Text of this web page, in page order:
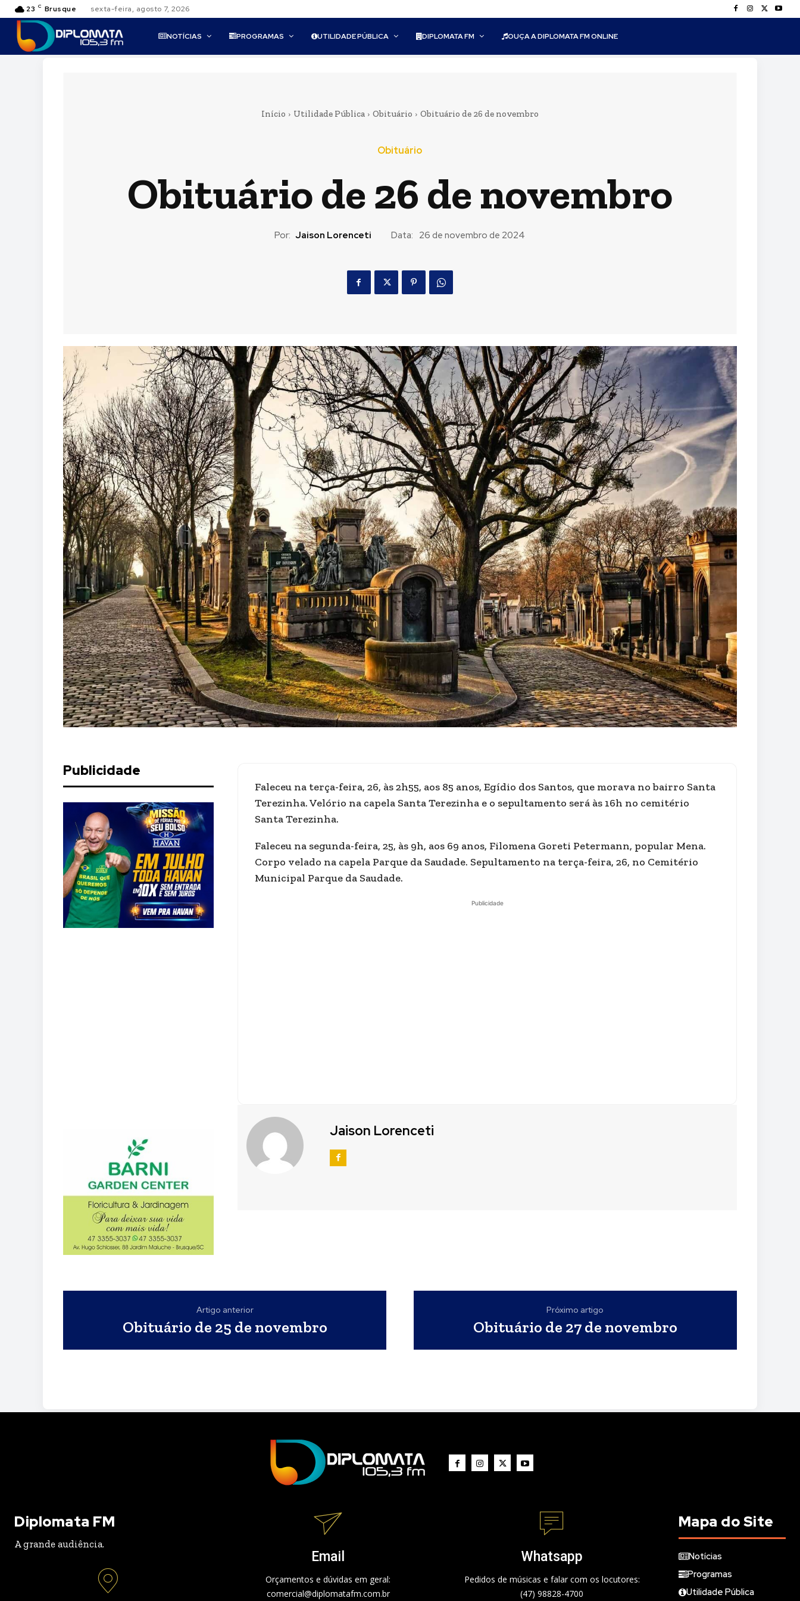
23 C Brusque sexta-feira, agosto 7, 2026
NOTÍCIAS PROGRAMAS UTILIDADE PÚBLICA DIPLOMATA FM OUÇA A DIPLOMATA FM ONLINE
Início Utilidade Pública Obituário Obituário de 26 de novembro
Obituário
Obituário de 26 de novembro
Por: Jaison Lorenceti Data: 26 de novembro de 2024
Publicidade
Faleceu na terça-feira, 26, às 2h55, aos 85 anos, Egídio dos Santos, que morava no bairro Santa
Terezinha. Velório na capela Santa Terezinha e o sepultamento será às 16h no cemitério
Santa Terezinha.
Faleceu na segunda-feira, 25, às 9h, aos 69 anos, Filomena Goreti Petermann, popular Mena.
Corpo velado na capela Parque da Saudade. Sepultamento na terça-feira, 26, no Cemitério
Municipal Parque da Saudade.
Publicidade
Jaison Lorenceti
Artigo anterior
Obituário de 25 de novembro
Próximo artigo
Obituário de 27 de novembro
Diplomata FM
A grande audiência.
Email
Orçamentos e dúvidas em geral:
comercial@diplomatafm.com.br
Whatsapp
Pedidos de músicas e falar com os locutores:
(47) 98828-4700
Mapa do Site
Notícias
Programas
Utilidade Pública